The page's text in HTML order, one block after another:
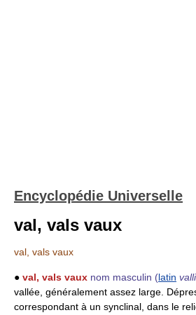
Encyclopédie Universelle
val, vals vaux
val, vals vaux
● val, vals vaux nom masculin (latin
vallée, généralement assez large.
correspondant à un synclinal, dans le